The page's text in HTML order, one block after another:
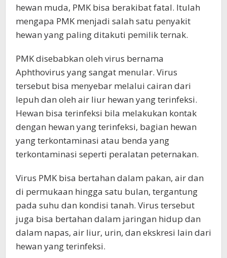
hewan muda, PMK bisa berakibat fatal. Itulah
mengapa PMK menjadi salah satu penyakit
hewan yang paling ditakuti pemilik ternak.
PMK disebabkan oleh virus bernama
Aphthovirus yang sangat menular. Virus
tersebut bisa menyebar melalui cairan dari
lepuh dan oleh air liur hewan yang terinfeksi.
Hewan bisa terinfeksi bila melakukan kontak
dengan hewan yang terinfeksi, bagian hewan
yang terkontaminasi atau benda yang
terkontaminasi seperti peralatan peternakan.
Virus PMK bisa bertahan dalam pakan, air dan
di permukaan hingga satu bulan, tergantung
pada suhu dan kondisi tanah. Virus tersebut
juga bisa bertahan dalam jaringan hidup dan
dalam napas, air liur, urin, dan ekskresi lain dari
hewan yang terinfeksi.